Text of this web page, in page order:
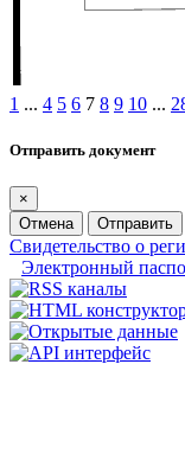
1 ... 4 5 6 7 8 9 10 ...
Отправить документ
×
Отмена
Отправить
Свидетельство о
Электронный